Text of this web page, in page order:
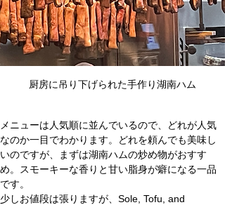
厨房に吊り下げられた手作り湖南ハム
メニューは人気順に並んでいるので、どれが人気
なのか一目でわかります。どれを頼んでも美味し
いのですが、まずは湖南ハムの炒め物がおすす
め。スモーキーな香りと甘い脂身が癖になる一品
です。
少しお値段は張りますが、Sole, Tofu, and